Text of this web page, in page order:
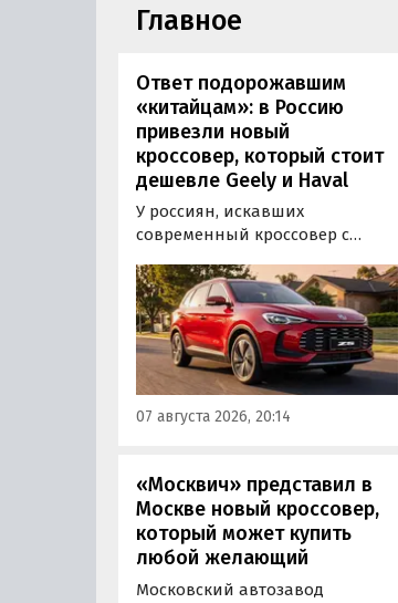
Главное
Ответ подорожавшим
«китайцам»: в Россию
привезли новый
кроссовер, который стоит
дешевле Geely и Haval
У россиян, искавших
современный кроссовер с
доступной цене, теперь есть
еще один вариант с китайского
рынка — MG ZS. В Китае он
стоит от 900 000 рублей по
текущему курсу, а в РФ с учетом
всех расходов за него нужно
отдать минимум 1 500 000
07 августа 2026, 20:14
«Москвич» представил в
Москве новый кроссовер,
который может купить
любой желающий
Московский автозавод